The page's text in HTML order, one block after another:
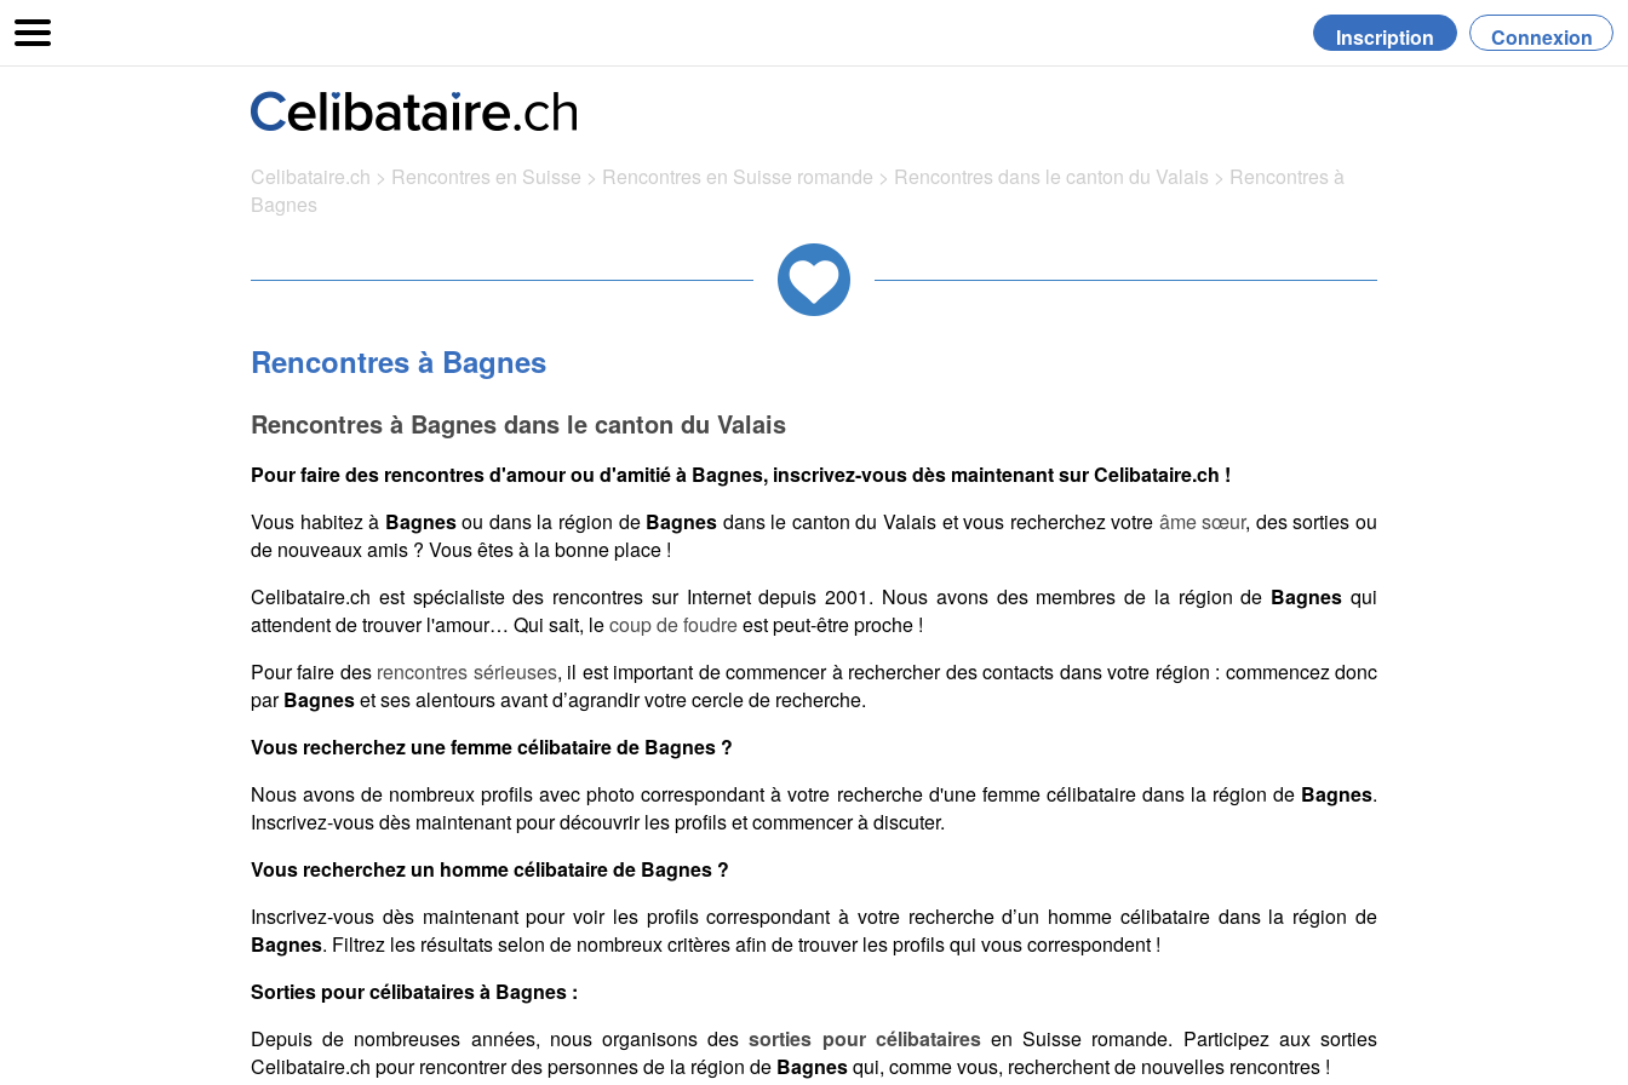
Inscription Connexion
Celibataire.ch > Rencontres en Suisse > Rencontres en Suisse romande > Rencontres dans le canton du Valais > Rencontres à
Bagnes
Rencontres à Bagnes
Rencontres à Bagnes dans le canton du Valais
Pour faire des rencontres d'amour ou d'amitié à Bagnes, inscrivez-vous dès maintenant sur Celibataire.ch !
Vous habitez à Bagnesou dans la région de Bagnes dans le canton du Valais et vous recherchez votre âme sœur, des sorties ou
de nouveaux amis ? Vous êtes à la bonne place !
Celibataire.ch est spécialiste des rencontres sur Internet depuis 2001. Nous avons des membres de la région de Bagnes qui
attendent de trouver l'amour… Qui sait, lecoup de foudreest peut-être proche !
Pour faire des rencontres sérieuses, il est important de commencer à rechercher des contacts dans votre région : commencez donc
parBagneset ses alentours avant d’agrandir votre cercle de recherche.
Vous recherchez une femme célibataire de Bagnes ?
Nous avons de nombreux profils avec photo correspondant à votre recherche d'une femme célibataire dans la région de Bagnes.
Inscrivez-vous dès maintenant pour découvrir les profils et commencer à discuter.
Vous recherchez un homme célibataire de Bagnes ?
Inscrivez-vous dès maintenant pour voir les profils correspondant à votre recherche d’un homme célibataire dans la région de
Bagnes. Filtrez les résultats selon de nombreux critères afin de trouver les profils qui vous correspondent !
Sorties pour célibataires à Bagnes :
Depuis de nombreuses années, nous organisons dessorties pour célibatairesen Suisse romande. Participez aux sorties
Celibataire.ch pour rencontrer des personnes de la région de Bagnesqui, comme vous, recherchent de nouvelles rencontres !